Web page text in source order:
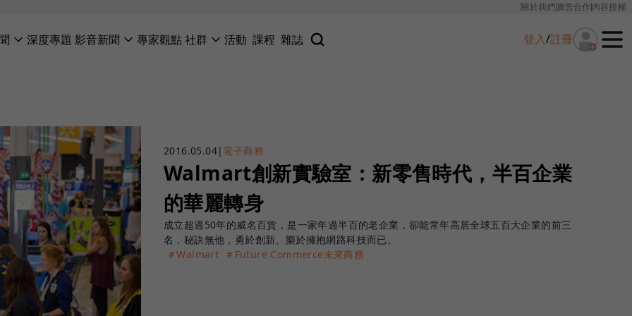
關於我們廣告合作內容授權
深度專題 影音新聞 專家觀點社群 活動 課程 雜誌 登入/註冊
2016.05.04| 電子商務
Walmart創新實驗室：新零售時代，半百企業
的華麗轉身
成立超過50年的威名百貨，是一家年過半百的老企業，卻能常年高居全球五百大企業的前三
名，秘訣無他，勇於創新、樂於擁抱網路科技而已。
＃Walmart ＃Future Commerce未來商務